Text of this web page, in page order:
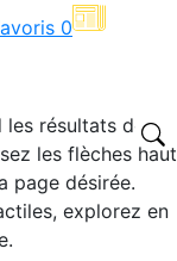
0
les résultats de
les flèches haut
page désirée.
explorez en